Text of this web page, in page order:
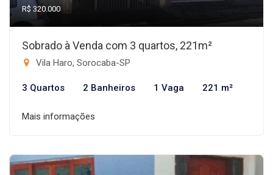
R$ 320.000
Sobrado à Venda com 3 quartos, 221m²
Vila Haro, Sorocaba-SP
3 Quartos 2 Banheiros 1 Vaga 221 m²
Mais informações